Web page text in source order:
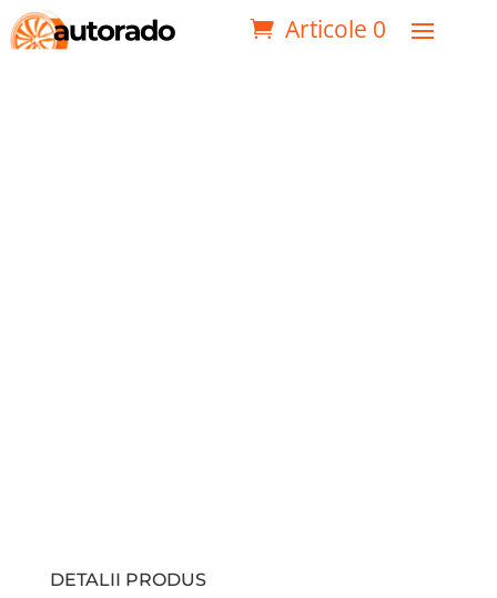
Articole 0
DETALII PRODUS